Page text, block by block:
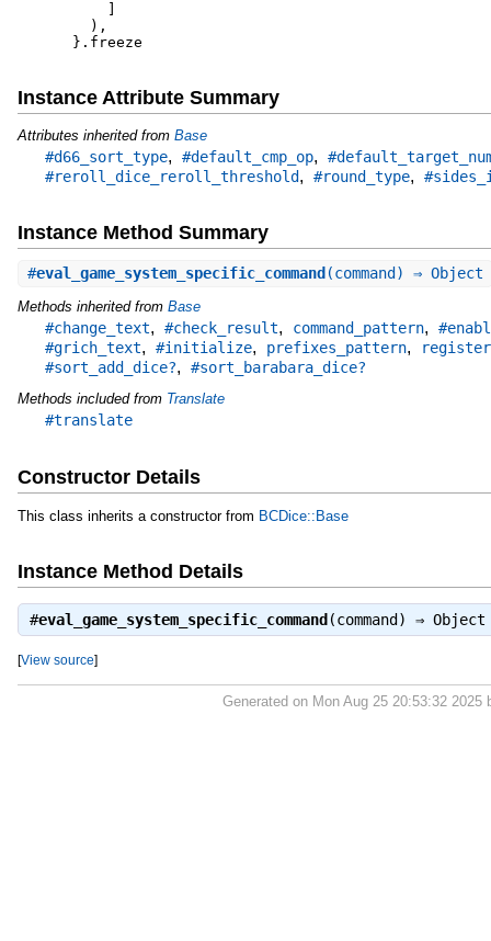
) ,
} . freeze
Instance Attribute Summary
Attributes inherited from Base
#d66_sort_type, #default_cmp_op,
#reroll_dice_reroll_threshold, #round_type,
Instance Method Summary
#eval_game_system_specific_command (command) ⇒ Object
Methods inherited from Base
#change_text, #check_result, command_pattern,
#grich_text, #initialize, prefixes_pattern,
#sort_add_dice?, #sort_barabara_dice?
Methods included from Translate
#translate
Constructor Details
This class inherits a constructor from BCDice::Base
Instance Method Details
#eval_game_system_specific_command (command) ⇒ Object
[View source]
Generated on Mon Aug 25 20:53:32 2025